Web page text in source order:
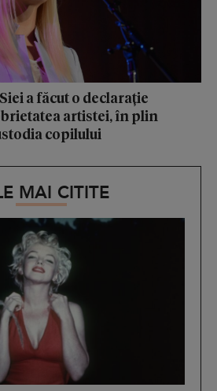
a făcut o declarație
artistei, în plin
copilului
MAI CITITE